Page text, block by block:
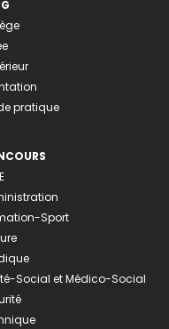
pratique
Sport
Social et Médico-Social